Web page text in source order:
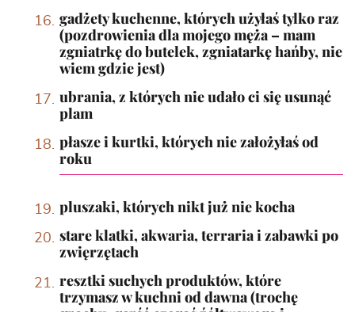
gadżety kuchenne, których użyłaś tylko raz
(pozdrowienia dla mojego męża – mam
zgniatrkę do butelek, zgniatarkę hańby, nie
wiem gdzie jest)
ubrania, z których nie udało ci się usunąć
plam
płasze i kurtki, których nie założyłaś od
roku
pluszaki, których nikt już nie kocha
stare klatki, akwaria, terraria i zabawki po
zwięrzętach
resztki suchych produktów, które
trzymasz w kuchni od dawna (trochę